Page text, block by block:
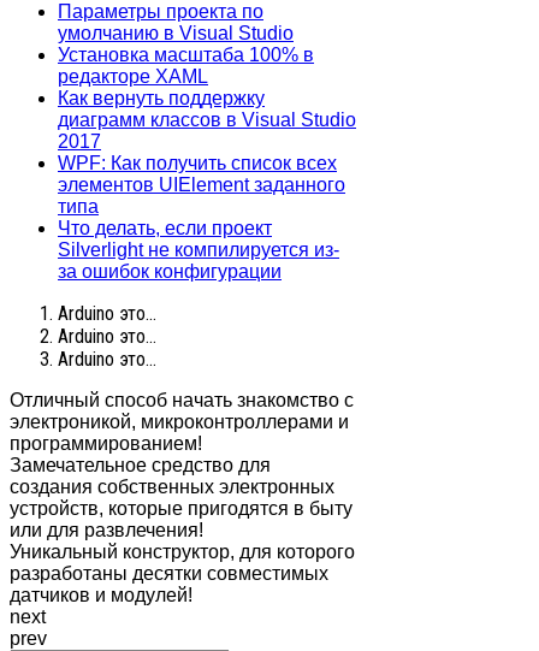
Параметры проекта по
умолчанию в Visual Studio
Установка масштаба 100% в
редакторе XAML
Как вернуть поддержку
диаграмм классов в Visual Studio
2017
WPF: Как получить список всех
элементов UIElement заданного
типа
Что делать, если проект
Silverlight не компилируется из-
за ошибок конфигурации
Arduino это...
Arduino это...
Arduino это...
Отличный способ начать знакомство с
электроникой, микроконтроллерами и
программированием!
Замечательное средство для
создания собственных электронных
устройств, которые пригодятся в быту
или для развлечения!
Уникальный конструктор, для которого
разработаны десятки совместимых
датчиков и модулей!
next
prev